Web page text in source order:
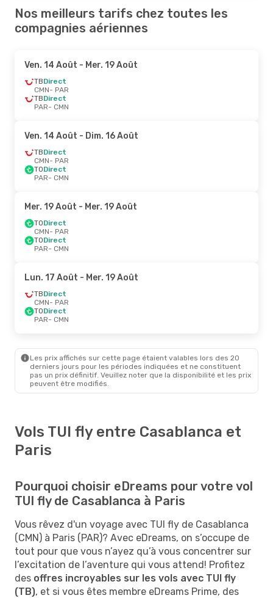
Nos meilleurs tarifs chez toutes les
compagnies aériennes
Ven. 14 Août - Mer. 19 Août
TBDirect
CMN- PAR
TBDirect
PAR- CMN
Ven. 14 Août - Dim. 16 Août
TBDirect
CMN- PAR
TODirect
PAR- CMN
Mer. 19 Août - Mer. 19 Août
TODirect
CMN- PAR
TODirect
PAR- CMN
Lun. 17 Août - Mer. 19 Août
TBDirect
CMN- PAR
TODirect
PAR- CMN
Les prix affichés sur cette page étaient valables lors des 20
derniers jours pour les périodes indiquées et ne constituent
pas un prix définitif. Veuillez noter que la disponibilité et les prix
peuvent être modifiés.
Vols TUI fly entre Casablanca et
Paris
Pourquoi choisir eDreams pour votre vol
TUI fly de Casablanca à Paris
Vous rêvez d'un voyage avec TUI fly de Casablanca
(CMN) à Paris (PAR)? Avec eDreams, on s’occupe de
tout pour que vous n’ayez qu’à vous concentrer sur
l’excitation de l’aventure qui vous attend! Profitez
des offres incroyables sur les vols avec TUI fly
(TB), et si vous êtes membre eDreams Prime, des